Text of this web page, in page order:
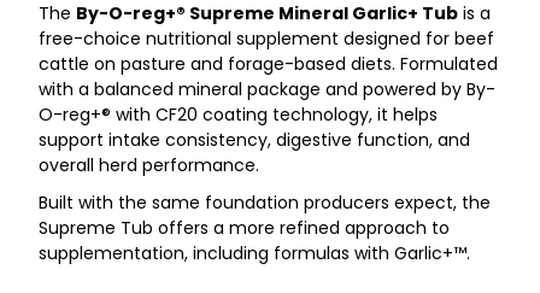
The By-O-reg+® Supreme Mineral Garlic+ Tub is a
free-choice nutritional supplement designed for beef
cattle on pasture and forage-based diets. Formulated
with a balanced mineral package and powered by By-
O-reg+® with CF20 coating technology, it helps
support intake consistency, digestive function, and
overall herd performance.
Built with the same foundation producers expect, the
Supreme Tub offers a more refined approach to
supplementation, including formulas with Garlic+™.